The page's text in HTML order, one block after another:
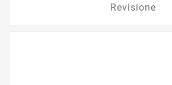
Revisione